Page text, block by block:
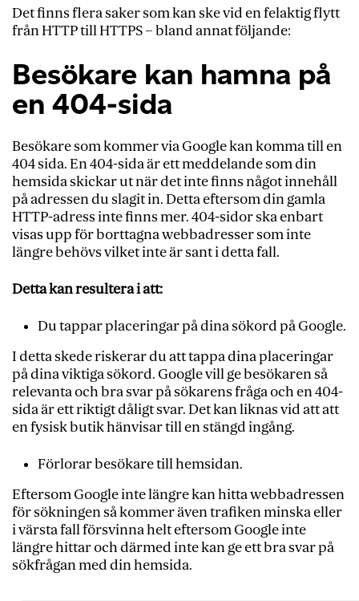
Det finns flera saker som kan ske vid en felaktigflytt
från HTTP till HTTPS– bland annat följande:
Besökare kan hamna på
en 404-sida
Besökare som kommer via Google kan komma till en
404 sida. En 404-sida är ett meddelande som din
hemsida skickar ut när det inte finns något innehåll
på adressen du slagit in. Detta eftersom din gamla
HTTP-adress inte finns mer. 404-sidor ska enbart
visas upp för borttagna webbadresser som inte
längre behövs vilket inte är sant i detta fall.
Detta kan resultera i att:
Du tappar placeringar på dina sökord på Google.
I detta skede riskerar du att tappa dina placeringar
på dina viktiga sökord. Google vill ge besökaren så
relevanta och bra svar på sökarens fråga och en 404-
sida är ett riktigt dåligt svar. Det kan liknas vid att att
en fysisk butik hänvisar till en stängd ingång.
Förlorar besökare till hemsidan.
Eftersom Google inte längre kan hitta webbadressen
för sökningen så kommer även trafiken minska eller
i värsta fall försvinna helt eftersom Google inte
längre hittar och därmed inte kan ge ett bra svar på
sökfrågan med din hemsida.